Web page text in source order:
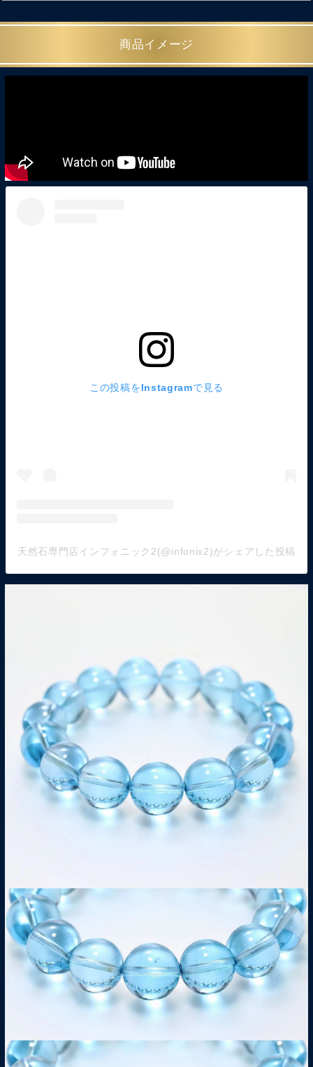
商品イメージ
この投稿をInstagramで見る
天然石専門店インフォニック2(@infonix2)がシェアした投稿